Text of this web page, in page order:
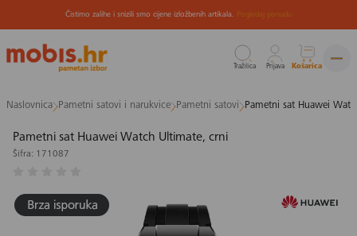
na
Čistimo zalihe i snizili smo cijene izložbenih artikala. Pogledaj ponudu
Tražilica Prijava Košarica
Naslovnica Pametni satovi i narukvice Pametni satovi Pametni sat Huawei
Pametni sat Huawei Watch Ultimate, crni
Šifra: 171087